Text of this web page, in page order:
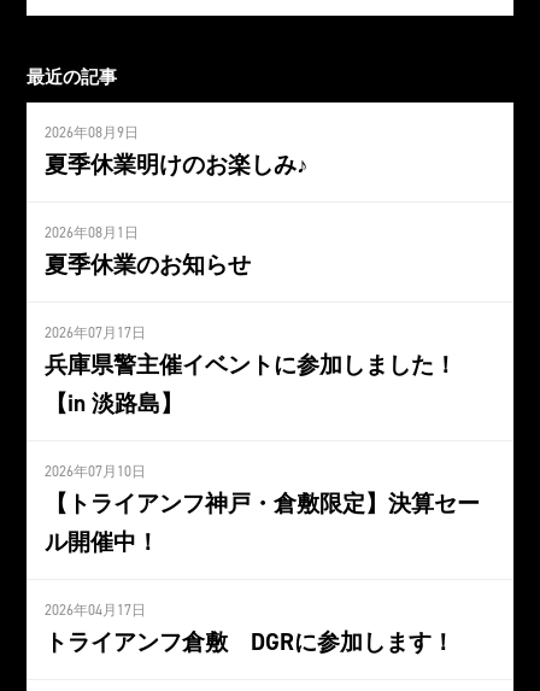
最近の記事
2026年08月9日
夏季休業明けのお楽しみ♪
2026年08月1日
夏季休業のお知らせ
2026年07月17日
兵庫県警主催イベントに参加しました！
【in 淡路島】
2026年07月10日
【トライアンフ神戸・倉敷限定】決算セー
ル開催中！
2026年04月17日
トライアンフ倉敷 DGRに参加します！